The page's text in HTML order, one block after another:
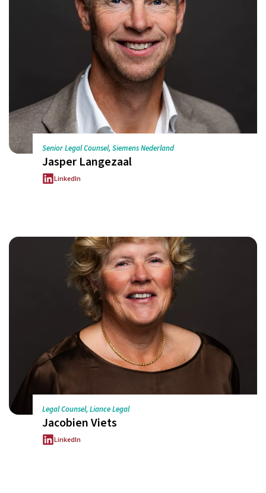
Senior Legal Counsel, Siemens Nederland
Jasper Langezaal
LinkedIn
Legal Counsel, Liance Legal
Jacobien Viets
LinkedIn